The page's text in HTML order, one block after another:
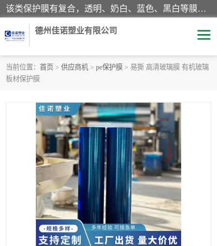
该类保护膜有复合，透明、奶白、蓝色、黑白等膜型。特高粘，高粘，中高粘，中粘，中低粘，低粘等。对于不同的粘力要求有相应的产品相适配。无胶渍残留污染。在较宽的收卷幅度下平整无皱纹，收卷长度大，利于机械化及自动化施工粘贴。为您的产品提供的表面保护解决方案。 产品广泛适用于：铝材、不锈钢、金属、塑料、电子、家电、家具、玻璃、化工材料、装饰材料等。
德州佳诺塑业有限公司
当前位置： 首页 > 供应商机 > pe保护膜 > 易撕 高清玻璃膜 有机玻璃
板材保护膜
pe保护膜
地毯保护膜 家具保护膜
拉伸缠绕膜 透明保护膜
黑白保护膜 乳白保护膜
明蓝保护膜 纯黑保护膜
印字保护膜 彩钢板保护膜
不绣钢板保护膜 两边上胶保护膜